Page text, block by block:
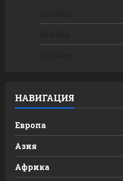
НАВИГАЦИЯ
Европа
Азия
Африка